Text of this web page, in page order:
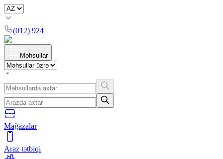
(012) 924
Məhsullar
Mağazalar
Araz tətbiqi